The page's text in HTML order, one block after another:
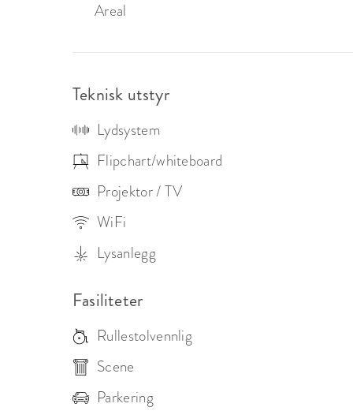
Areal
Teknisk utstyr
Lydsystem
Flipchart/whiteboard
Projektor / TV
WiFi
Lysanlegg
Fasiliteter
Rullestolvennlig
Scene
Parkering